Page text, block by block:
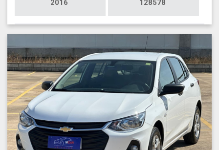
2016 128578